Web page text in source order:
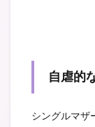
自虐的
シングルマザ